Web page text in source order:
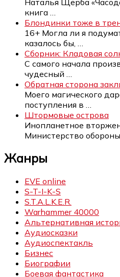
книга
Блондинки тоже в
16+ Могла ли я
казалось бы,
Сборник: Кладовая
С самого начала
чудесный
Обратная сторона
Моего магического
поступления в
Штормовые острова
Инопланетное
Министерство обороны
Жанры
EVE online
S-T-I-K-S
S.T.A.L.K.E.R.
Warhammer 40000
Альтернативная
Аудиосказки
Аудиоспектакль
Бизнес
Биографии
Боевая фантастика